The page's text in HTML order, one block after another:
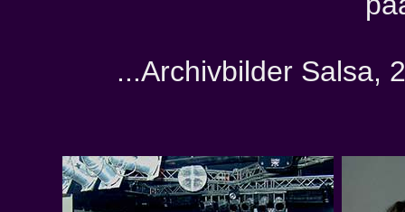
...Archivbilder Salsa,